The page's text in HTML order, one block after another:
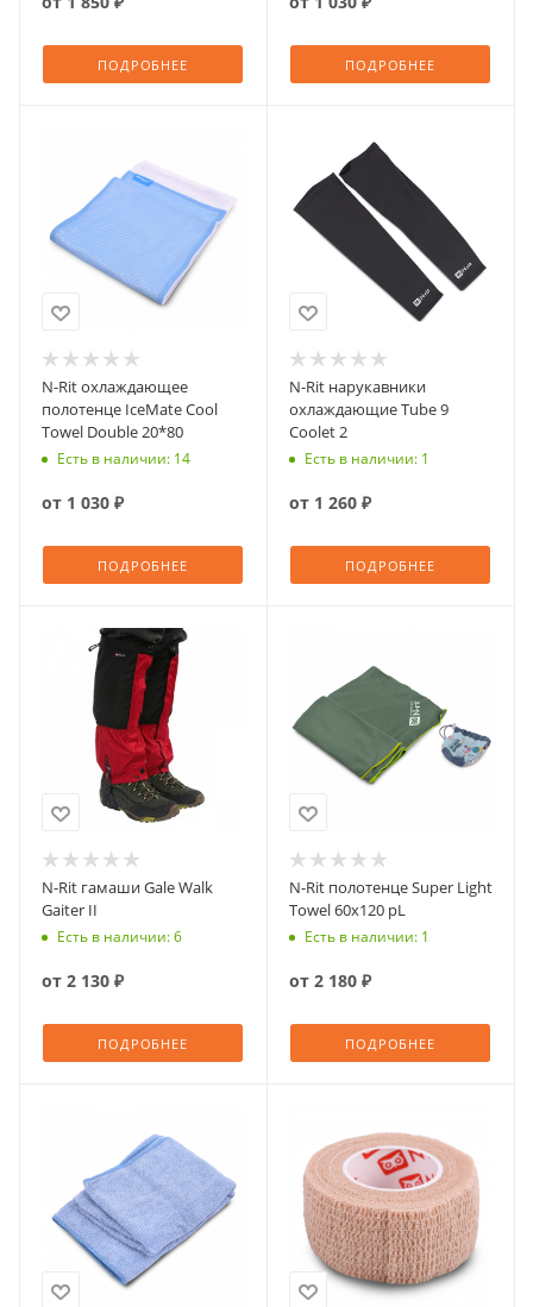
ПОДРОБНЕЕ ПОДРОБНЕЕ
N-Rit охлаждающее
полотенце IceMate Cool
Towel Double 20*80
Есть в наличии: 14
от 1 030 ₽
ПОДРОБНЕЕ
N-Rit нарукавники
охлаждающие Tube 9
Coolet 2
Есть в наличии: 1
от 1 260 ₽
ПОДРОБНЕЕ
N-Rit гамаши Gale Walk
Gaiter II
Есть в наличии: 6
от 2 130 ₽
ПОДРОБНЕЕ
N-Rit полотенце Super Light
Towel 60х120 рL
Есть в наличии: 1
от 2 180 ₽
ПОДРОБНЕЕ